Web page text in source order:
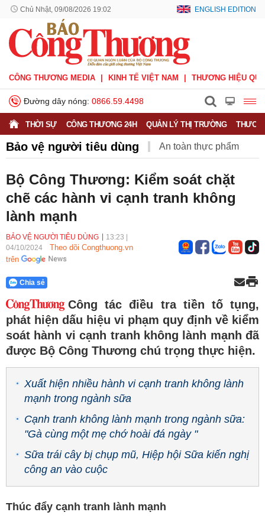
Chủ Nhật, 09/08/2026 19:02 ENGLISH EDITION
CÔNG THƯƠNG MEDIA KINH TẾ VIỆT NAM THƯƠNG HIỆU
Đường dây nóng: 0866.59.4498
THỜI SỰ CÔNG THƯƠNG 24H QUẢN LÝ THỊ TRƯỜNG
Bảo vệ người tiêu dùng An toàn thực phẩm
Khuyến mại
Sản phẩm mới
Bộ Công Thương: Kiểm soát chặt
chẽ các hành vi cạnh tranh không
lành mạnh
BẢO VỆ NGƯỜI TIÊU DÙNG 13:23
04/10/2024
Theo dõi Congthuong.vn
trên
Chia sẻ
Công tác điều tra tiền tố tụng,
phát hiện dấu hiệu vi phạm quy định về kiểm
soát hành vi cạnh tranh không lành mạnh đã
được Bộ Công Thương chú trọng thực hiện.
Xuất hiện nhiều hành vi cạnh tranh không lành
mạnh trong ngành sữa
Cạnh tranh không lành mạnh trong ngành sữa:
"Gà cùng một mẹ chớ hoài đá ngày "
Sữa trái cây bị chụp mũ, Hiệp hội Sữa kiến nghị
công an vào cuộc
Thúc đẩy cạnh tranh lành mạnh